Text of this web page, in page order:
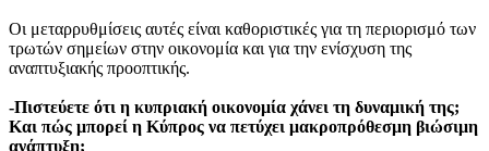
Οι μεταρρυθμίσεις αυτές είναι καθοριστικές για τη περιορισμό των
τρωτών σημείων στην οικονομία και για την ενίσχυση της
αναπτυξιακής προοπτικής.
-Πιστεύετε ότι η κυπριακή οικονομία χάνει τη δυναμική της;
Και πώς μπορεί η Κύπρος να πετύχει μακροπρόθεσμη βιώσιμη
ανάπτυξη;